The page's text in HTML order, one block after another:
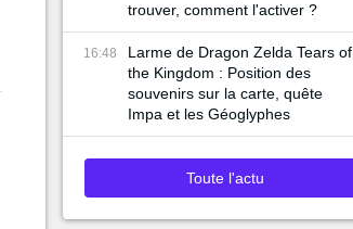
trouver, comment l'activer ?
16:48
Larme de Dragon Zelda Tears of
the Kingdom : Position des
souvenirs sur la carte, quête
Impa et les Géoglyphes
Toute l'actu